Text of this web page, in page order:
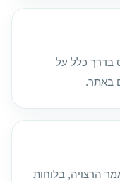
בדרך כלל על
באתר.
הרצויה, בלוחות